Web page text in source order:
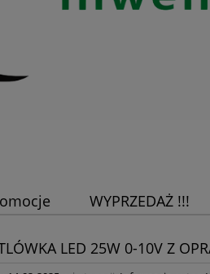
WYPRZEDAŻ !!!
LED 25W 0-10V Z